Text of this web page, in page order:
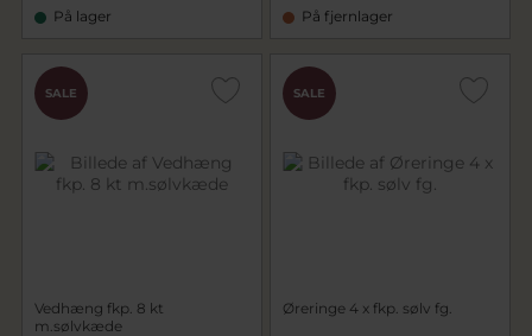
På lager På fjernlager
SALE
Vedhæng fkp. 8 kt
m.sølvkæde
SALE
Øreringe 4 x fkp. sølv fg.